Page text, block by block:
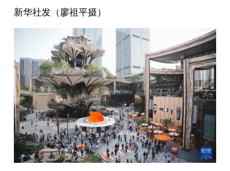
新华社发（廖祖平摄）